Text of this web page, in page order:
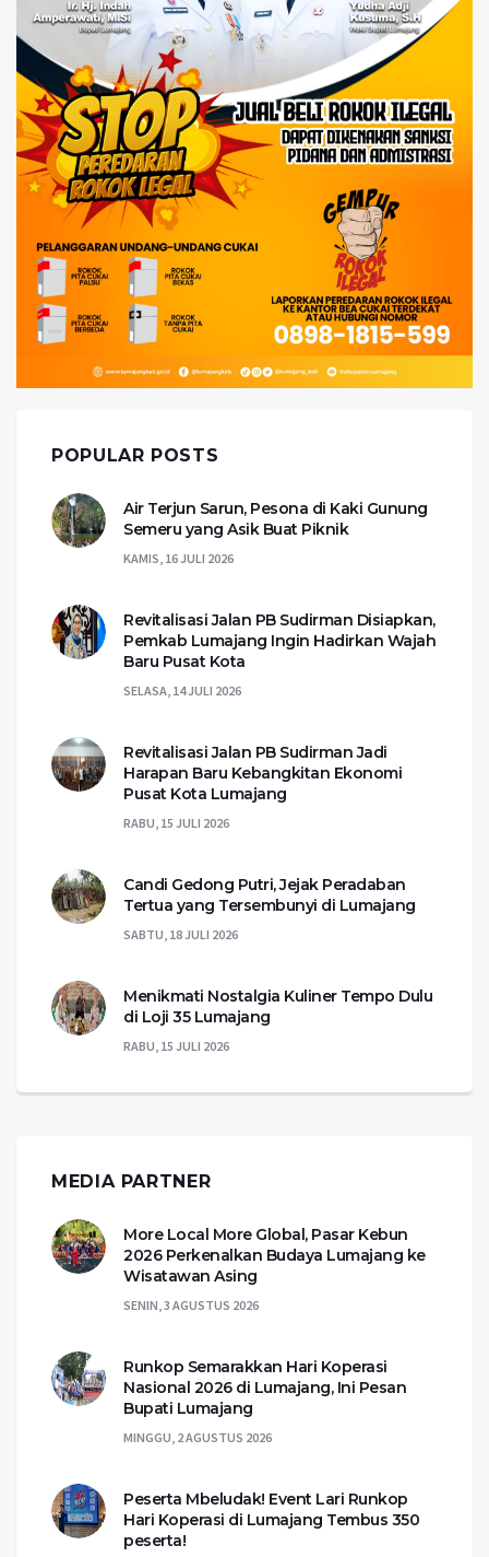
POPULAR POSTS
Air Terjun Sarun, Pesona di Kaki Gunung
Semeru yang Asik Buat Piknik
KAMIS, 16 JULI 2026
Revitalisasi Jalan PB Sudirman Disiapkan,
Pemkab Lumajang Ingin Hadirkan Wajah
Baru Pusat Kota
SELASA, 14 JULI 2026
Revitalisasi Jalan PB Sudirman Jadi
Harapan Baru Kebangkitan Ekonomi
Pusat Kota Lumajang
RABU, 15 JULI 2026
Candi Gedong Putri, Jejak Peradaban
Tertua yang Tersembunyi di Lumajang
SABTU, 18 JULI 2026
Menikmati Nostalgia Kuliner Tempo Dulu
di Loji 35 Lumajang
RABU, 15 JULI 2026
MEDIA PARTNER
More Local More Global, Pasar Kebun
2026 Perkenalkan Budaya Lumajang ke
Wisatawan Asing
SENIN, 3 AGUSTUS 2026
Runkop Semarakkan Hari Koperasi
Nasional 2026 di Lumajang, Ini Pesan
Bupati Lumajang
MINGGU, 2 AGUSTUS 2026
Peserta Mbeludak! Event Lari Runkop
Hari Koperasi di Lumajang Tembus 350
peserta!